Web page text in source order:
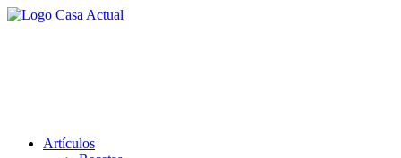
Saltar
Artículos